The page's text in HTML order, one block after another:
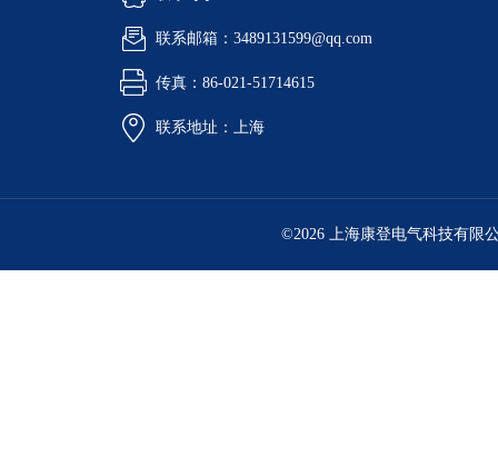
联系邮箱：3489131599@qq.com
传真：86-021-51714615
联系地址：上海
©2026 上海康登电气科技有限